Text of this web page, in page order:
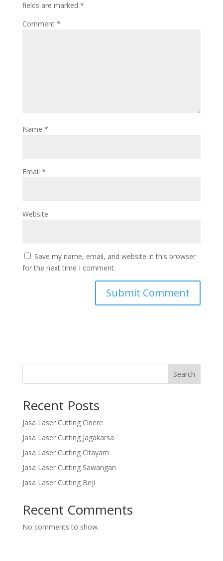
fields are marked *
Comment *
Name *
Email *
Website
Save my name, email, and website in this browser
for the next time I comment.
Search
Recent Posts
Jasa Laser Cutting Cinere
Jasa Laser Cutting Jagakarsa
Jasa Laser Cutting Citayam
Jasa Laser Cutting Sawangan
Jasa Laser Cutting Beji
Recent Comments
No comments to show.